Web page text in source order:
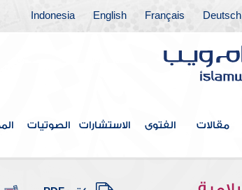
Deutsch
Français
English
Indonesia
مقالات الفتوى الاستشارات الصوتيات